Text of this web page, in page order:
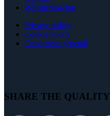
Whistleblowing
Privacy policy
Cookie Policy
Condizioni generali
SHARE THE QUALITY